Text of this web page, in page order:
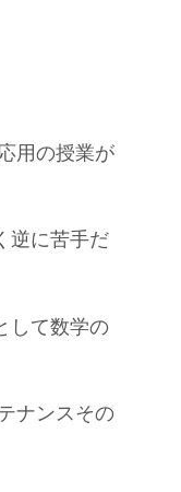
用の授業が
逆に苦手だ
して数学の
ナンスその